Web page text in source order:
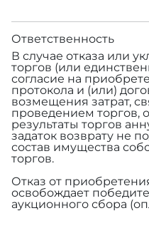
Ответственность
В случае отказа или
торгов (или
согласие на
протокола и (или)
возмещения затрат,
проведением торгов,
результаты торгов
задаток возврату не
состав имущества
торгов.
Отказ от
освобождает
аукционного сбора